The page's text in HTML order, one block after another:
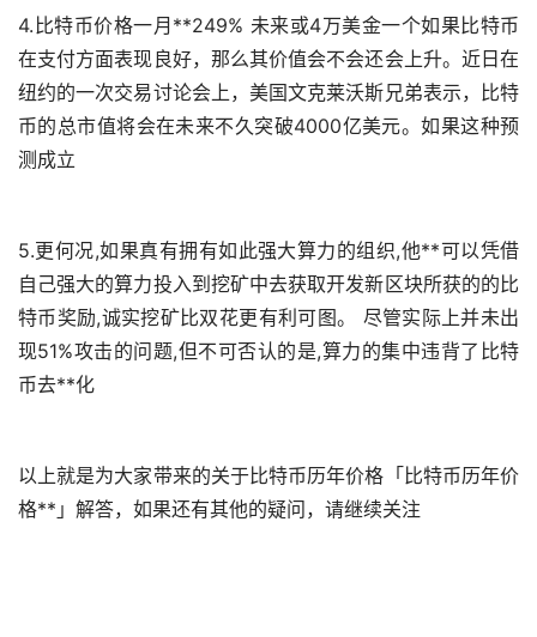
4.比特币价格一月**249% 未来或4万美金一个如果比特币
在支付方面表现良好，那么其价值会不会还会上升。近日在
纽约的一次交易讨论会上，美国文克莱沃斯兄弟表示，比特
币的总市值将会在未来不久突破4000亿美元。如果这种预
测成立
5.更何况,如果真有拥有如此强大算力的组织,他**可以凭借
自己强大的算力投入到挖矿中去获取开发新区块所获的的比
特币奖励,诚实挖矿比双花更有利可图。 尽管实际上并未出
现51%攻击的问题,但不可否认的是,算力的集中违背了比特
币去**化
以上就是为大家带来的关于比特币历年价格「比特币历年价
格**」解答，如果还有其他的疑问，请继续关注